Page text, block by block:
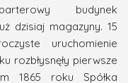
budynek
dzisiaj magazyny. 15
uruchomienie
rozbłysnęły pierwsze
1865 roku Spółka